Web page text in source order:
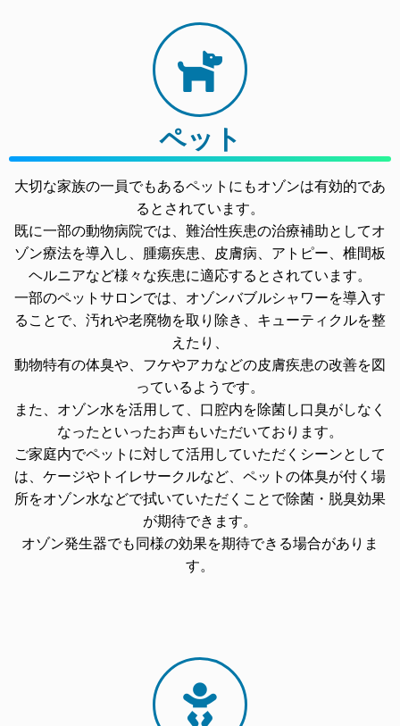
ペット
大切な家族の一員でもあるペットにもオゾンは有効的であ
るとされています。
既に一部の動物病院では、難治性疾患の治療補助としてオ
ゾン療法を導入し、腫瘍疾患、皮膚病、アトピー、椎間板
ヘルニアなど様々な疾患に適応するとされています。
一部のペットサロンでは、オゾンバブルシャワーを導入す
ることで、汚れや老廃物を取り除き、キューティクルを整
えたり、
動物特有の体臭や、フケやアカなどの皮膚疾患の改善を図
っているようです。
また、オゾン水を活用して、口腔内を除菌し口臭がしなく
なったといったお声もいただいております。
ご家庭内でペットに対して活用していただくシーンとして
は、ケージやトイレサークルなど、ペットの体臭が付く場
所をオゾン水などで拭いていただくことで除菌・脱臭効果
が期待できます。
オゾン発生器でも同様の効果を期待できる場合がありま
す。